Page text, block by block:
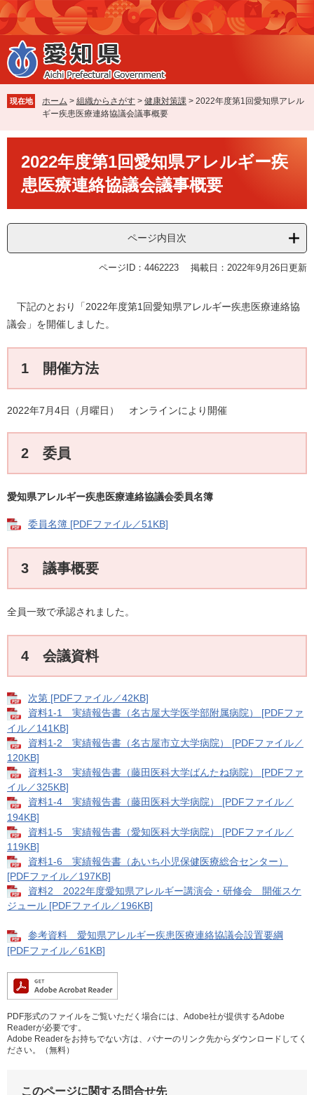
ペ
ー
ジ
の
先
で
す
メ
ニ
ュ
ー
を
ば
し
本
現在地 ホーム > 組織からさがす > 健康対策課 > 2022年度第1回愛知県アレル
ギー疾患医療連絡協議会議事概要
2022年度第1回愛知県アレルギー疾
患医療連絡協議会議事概要
ページ内目次
ページID：4462223 掲載日：2022年9月26日更新
下記のとおり「2022年度第1回愛知県アレルギー疾患医療連絡協
議会」を開催しました。
1 開催方法
2022年7月4日（月曜日） オンラインにより開催
2 委員
愛知県アレルギー疾患医療連絡協議会委員名簿
委員名簿 [PDFファイル／51KB]
3 議事概要
全員一致で承認されました。
4 会議資料
次第 [PDFファイル／42KB]
資料1-1 実績報告書（名古屋大学医学部附属病院） [PDFファ
イル／141KB]
資料1-2 実績報告書（名古屋市立大学病院） [PDFファイル／
120KB]
資料1-3 実績報告書（藤田医科大学ばんたね病院） [PDFファ
イル／325KB]
資料1-4 実績報告書（藤田医科大学病院） [PDFファイル／
194KB]
資料1-5 実績報告書（愛知医科大学病院） [PDFファイル／
119KB]
資料1-6 実績報告書（あいち小児保健医療総合センター）
[PDFファイル／197KB]
資料2 2022年度愛知県アレルギー講演会・研修会 開催スケ
ジュール [PDFファイル／196KB]
参考資料 愛知県アレルギー疾患医療連絡協議会設置要綱
[PDFファイル／61KB]
PDF形式のファイルをご覧いただく場合には、Adobe社が提供するAdobe
Readerが必要です。
Adobe Readerをお持ちでない方は、バナーのリンク先からダウンロードしてく
ださい。（無料）
このページに関する問合せ先